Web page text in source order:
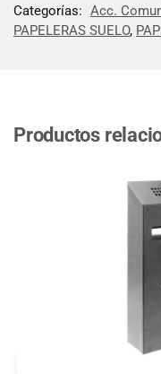
Categorías: Acc.
PAPELERAS SUELO,
Productos